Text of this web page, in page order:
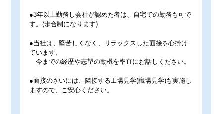
●3年以上勤務し会社が認めた者は、自宅での勤務も可で
す。(歩合制になります)
●当社は、堅苦しくなく、リラックスした面接を心掛け
ています。
今までの経歴や志望の動機を率直にお話しください。
●面接のさいには、隣接する工場見学(職場見学)も実施し
ますので、ご安心ください。